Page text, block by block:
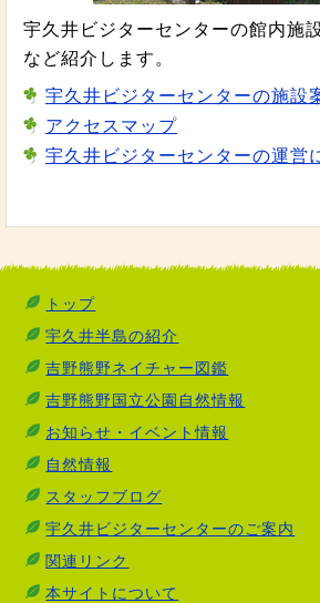
宇久井ビジターセンターの館内施
など紹介します。
宇久井ビジターセンターの施設
アクセスマップ
宇久井ビジターセンターの運営
トップ
宇久井半島の紹介
吉野熊野ネイチャー図鑑
吉野熊野国立公園自然情報
お知らせ・イベント情報
自然情報
スタッフブログ
宇久井ビジターセンターのご案内
関連リンク
本サイトについて